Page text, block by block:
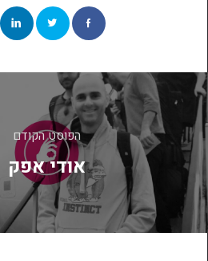
ניווט
הפוסט הקודם
אודי אפק